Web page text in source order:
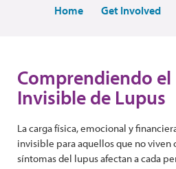
Home Get Involved
Comprendiendo
Invisible de Lupus
La carga física, emocional y
invisible para aquellos que no viven
síntomas del lupus afectan a cada